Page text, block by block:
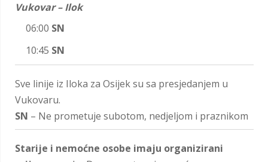
Vukovar – Ilok
06:00 SN
10:45 SN
Sve linije iz Iloka za Osijek su sa presjedanjem u
Vukovaru.
SN – Ne prometuje subotom, nedjeljom i praznikom
Starije i nemoćne osobe imaju organizirani